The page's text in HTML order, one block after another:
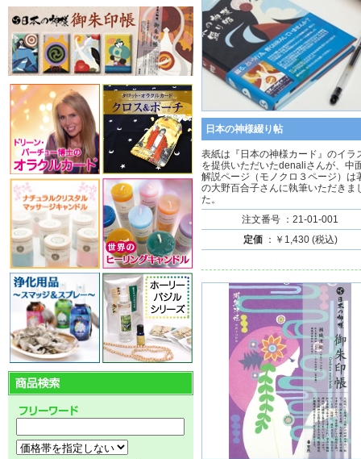
日本の神様綴り帖
表紙は『日本の神様カード』のイラ
を提供いただいたdenaliさんが、中
解説ページ（モノクロ３ページ）は
の大野百合子さんに執筆いただきま
た。
注文番号 ：21-01-001
定価：￥1,430 (税込)